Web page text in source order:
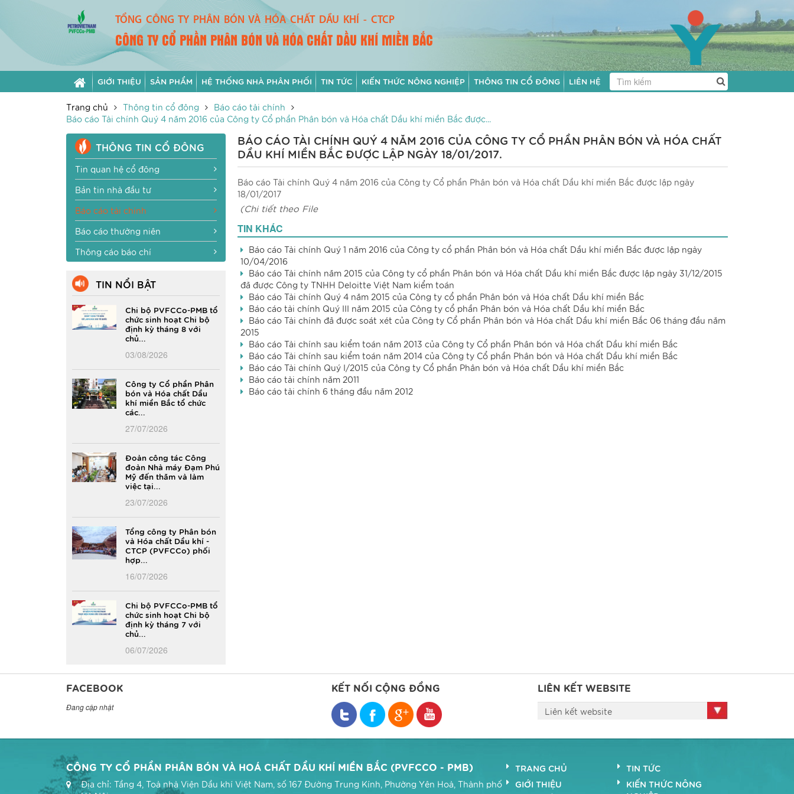
TỔNG CÔNG TY PHÂN BÓN VÀ HÓA CHẤT DẦU KHÍ - CTCP
CÔNG TY CỔ PHẦN PHÂN BÓN VÀ HÓA CHẤT DẦU KHÍ MIỀN BẮC
GIỚI THIỆU SẢN PHẨM HỆ THỐNG NHÀ PHÂN PHỐI TIN TỨC KIẾN THỨC NÔNG NGHIỆP THÔNG TIN CỔ ĐÔNG LIÊN HỆ
Trang chủ Thông tin cổ đông
Báo cáo tài chính
Báo cáo Tài chính Quý 4 năm 2016 của Công ty Cổ phần Phân bón và Hóa chất Dầu khí miền Bắc được...
THÔNG TIN CỔ ĐÔNG
Tin quan hệ cổ đông
Bản tin nhà đầu tư
Báo cáo tài chính
Báo cáo thường niên
Thông cáo báo chí
TIN NỔI BẬT
Chi bộ PVFCCo-PMB tổ
chức sinh hoạt Chi bộ
định kỳ tháng 8 với
chủ...
03/08/2026
Công ty Cổ phần Phân
bón và Hóa chất Dầu
khí miền Bắc tổ chức
các...
27/07/2026
Đoàn công tác Công
đoàn Nhà máy Đạm Phú
Mỹ đến thăm và làm
việc tại...
23/07/2026
Tổng công ty Phân bón
và Hóa chất Dầu khí -
CTCP (PVFCCo) phối
hợp...
16/07/2026
Chi bộ PVFCCo-PMB tổ
chức sinh hoạt Chi bộ
định kỳ tháng 7 với
chủ...
06/07/2026
BÁO CÁO TÀI CHÍNH QUÝ 4 NĂM 2016 CỦA CÔNG TY CỔ PHẦN PHÂN BÓN VÀ HÓA CHẤT
DẦU KHÍ MIỀN BẮC ĐƯỢC LẬP NGÀY 18/01/2017.
Báo cáo Tài chính Quý 4 năm 2016 của Công ty Cổ phần Phân bón và Hóa chất Dầu khí miền Bắc được lập ngày
18/01/2017
(Chi tiết theo File
đính kèm).
TIN KHÁC
Báo cáo Tài chính Quý 1 năm 2016 của Công ty cổ phần Phân bón và Hóa chất Dầu khí miền Bắc được lập ngày
10/04/2016
Báo cáo Tài chính năm 2015 của Công ty cổ phần Phân bón và Hóa chất Dầu khí miền Bắc được lập ngày 31/12/2015
đã được Công ty TNHH Deloitte Việt Nam kiểm toán
Báo cáo Tài chính Quý 4 năm 2015 của Công ty cổ phần Phân bón và Hóa chất Dầu khí miền Bắc
Báo cáo tài chính Quý III năm 2015 của Công ty cổ phần Phân bón và Hóa chất Dầu khí miền Bắc
Báo cáo Tài chính đã được soát xét của Công ty Cổ phần Phân bón và Hóa chất Dầu khí miền Bắc 06 tháng đầu năm
2015
Báo cáo Tài chính sau kiểm toán năm 2013 của Công ty Cổ phần Phân bón và Hóa chất Dầu khí miền Bắc
Báo cáo Tài chính sau kiểm toán năm 2014 của Công ty Cổ phần Phân bón và Hóa chất Dầu khí miền Bắc
Báo cáo Tài chính Quý I/2015 của Công ty Cổ phần Phân bón và Hóa chất Dầu khí miền Bắc
Báo cáo tài chính năm 2011
Báo cáo tài chính 6 tháng đầu năm 2012
FACEBOOK
Đang cập nhật
KẾT NỐI CỘNG ĐỒNG LIÊN KẾT WEBSITE
Liên kết website
CÔNG TY CỔ PHẦN PHÂN BÓN VÀ HOÁ CHẤT DẦU KHÍ MIỀN BẮC (PVFCCO - PMB)
Địa chỉ: Tầng 4, Toà nhà Viện Dầu khí Việt Nam, số 167 Đường Trung Kính, Phường Yên Hoà, Thành phố
TRANG CHỦ
GIỚI THIỆU
TIN TỨC
KIẾN THỨC NÔNG